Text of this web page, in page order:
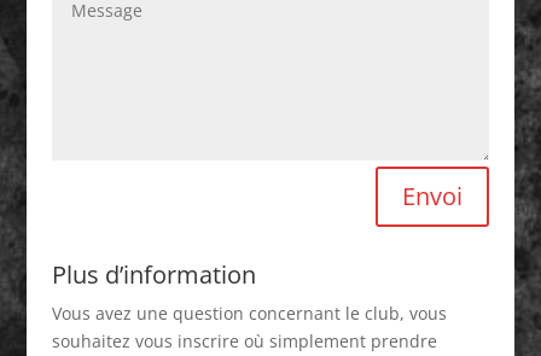
Envoi
Plus d’information
Vous avez une question concernant le club, vous
souhaitez vous inscrire où simplement prendre